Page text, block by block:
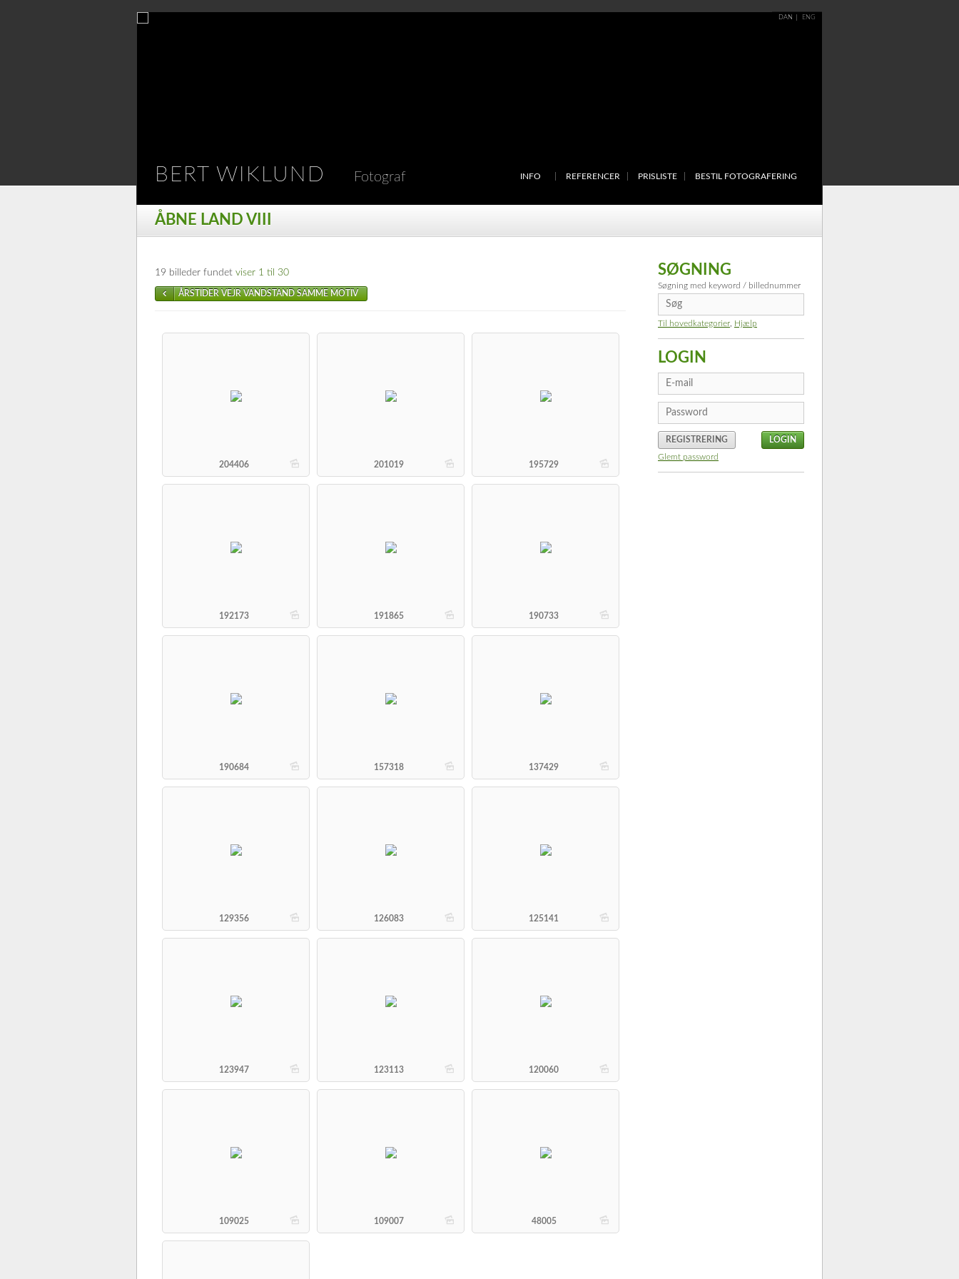
DAN ENG
BERT WIKLUND Fotograf INFO REFERENCER PRISLISTE BESTIL FOTOGRAFERING
ÅBNE LAND VIII
19 billeder fundet viser 1 til 30
ÅRSTIDER VEJR VANDSTAND SAMME MOTIV
b
204406 b
201019 b
195729
b
192173 b
191865 b
190733
b
190684 b
157318 b
137429
b
129356 b
126083 b
125141
b
123947 b
123113 b
120060
b
109025 b
109007 b
48005
SØGNING
Søgning med keyword / billednummer
Til hovedkategorier Hjælp
LOGIN
REGISTRERING
Glemt password